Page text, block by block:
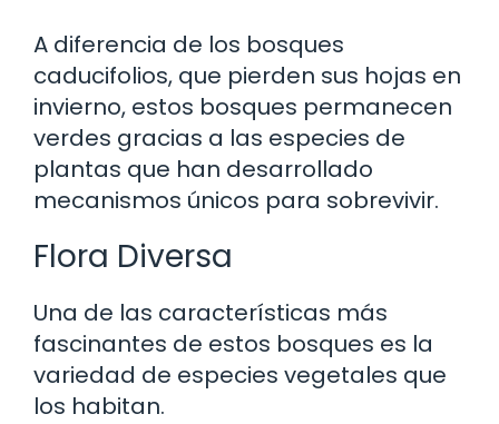
A diferencia de los bosques
caducifolios, que pierden sus hojas en
invierno, estos bosques permanecen
verdes gracias a las especies de
plantas que han desarrollado
mecanismos únicos para sobrevivir.
Flora Diversa
Una de las características más
fascinantes de estos bosques es la
variedad de especies vegetales que
los habitan.